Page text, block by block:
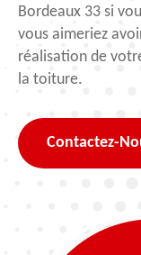
Bordeaux 33 si
vous aimeriez
réalisation de
la toiture.
Contactez-